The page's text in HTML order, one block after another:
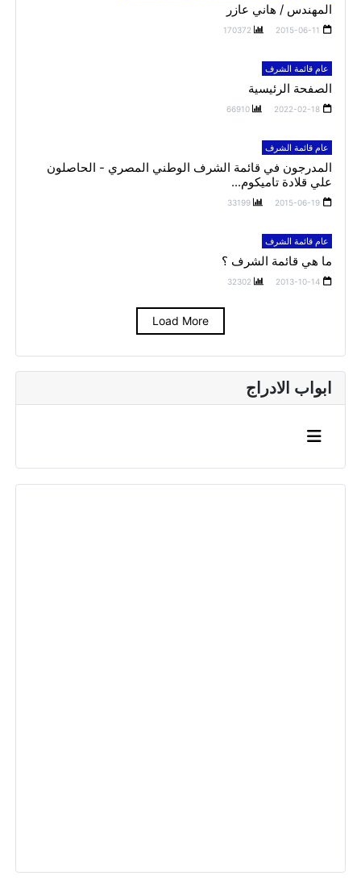
ابواب الادراج
المهندس / هاني عازر
2015-06-11
170372
عام قائمة الشرف
الصفحة الرئيسية
2022-02-18
66910
عام قائمة الشرف
المدرجون في قائمة الشرف الوطني المصري - الحاصلون
علي قلادة تاميكوم...
2015-06-19
33199
عام قائمة الشرف
ما هي قائمة الشرف ؟
2013-10-14
32302
Load More